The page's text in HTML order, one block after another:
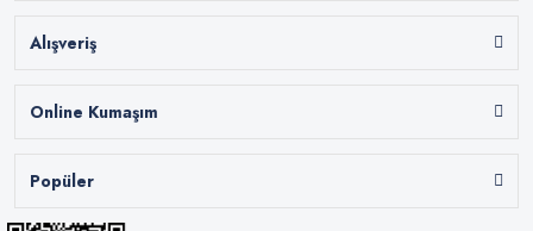
Alışveriş
Online Kumaşım
Popüler